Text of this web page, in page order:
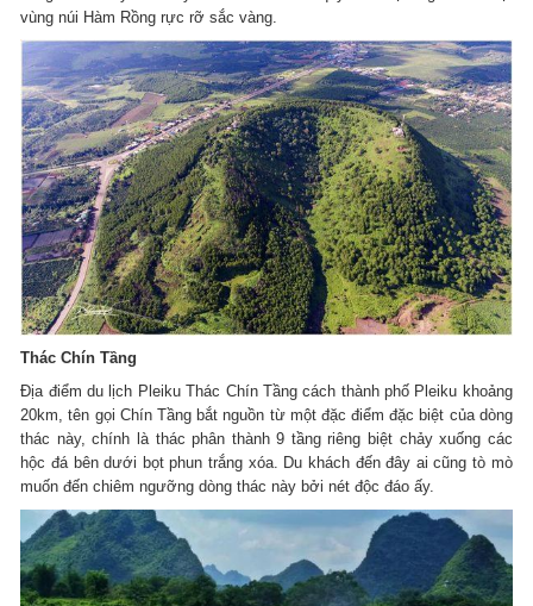
vùng núi Hàm Rồng rực rỡ sắc vàng.
Thác Chín Tầng
Địa điểm du lịch Pleiku Thác Chín Tầng cách thành phố Pleiku khoảng
20km, tên gọi Chín Tầng bắt nguồn từ một đặc điểm đặc biệt của dòng
thác này, chính là thác phân thành 9 tầng riêng biệt chảy xuống các
hộc đá bên dưới bọt phun trắng xóa. Du khách đến đây ai cũng tò mò
muốn đến chiêm ngưỡng dòng thác này bởi nét độc đáo ấy.